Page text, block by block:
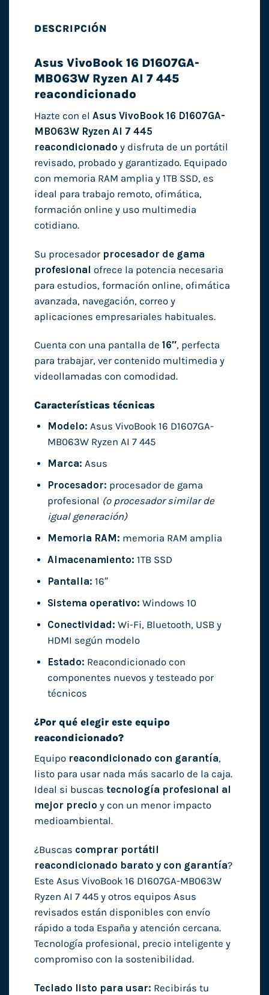
DESCRIPCIÓN
Asus VivoBook 16 D1607GA-
MB063W Ryzen AI 7 445
reacondicionado
Hazte con el Asus VivoBook 16 D1607GA-
MB063W Ryzen AI 7 445
reacondicionado y disfruta de un portátil
revisado, probado y garantizado. Equipado
con memoria RAM amplia y 1TB SSD, es
ideal para trabajo remoto, ofimática,
formación online y uso multimedia
cotidiano.
Su procesador procesador de gama
profesional ofrece la potencia necesaria
para estudios, formación online, ofimática
avanzada, navegación, correo y
aplicaciones empresariales habituales.
Cuenta con una pantalla de 16″, perfecta
para trabajar, ver contenido multimedia y
videollamadas con comodidad.
Características técnicas
Modelo: Asus VivoBook 16 D1607GA-
MB063W Ryzen AI 7 445
Marca: Asus
Procesador: procesador de gama
profesional (o procesador similar de
igual generación)
Memoria RAM: memoria RAM amplia
Almacenamiento: 1TB SSD
Pantalla: 16″
Sistema operativo: Windows 10
Conectividad: Wi-Fi, Bluetooth, USB y
HDMI según modelo
Estado: Reacondicionado con
componentes nuevos y testeado por
técnicos
¿Por qué elegir este equipo
reacondicionado?
Equipo reacondicionado con garantía,
listo para usar nada más sacarlo de la caja.
Ideal si buscas tecnología profesional al
mejor precio y con un menor impacto
medioambiental.
¿Buscas comprar portátil
reacondicionado barato y con garantía?
Este Asus VivoBook 16 D1607GA-MB063W
Ryzen AI 7 445 y otros equipos Asus
revisados están disponibles con envío
rápido a toda España y atención cercana.
Tecnología profesional, precio inteligente y
compromiso con la sostenibilidad.
Teclado listo para usar: Recibirás tu